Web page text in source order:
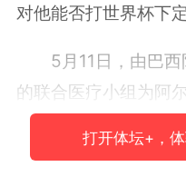
对他能否打世界杯下定
5月11日，由巴
的联合医疗小组为阿
查。之后，拉斯马尔
刑”：“我们证实了之
打开体坛+，